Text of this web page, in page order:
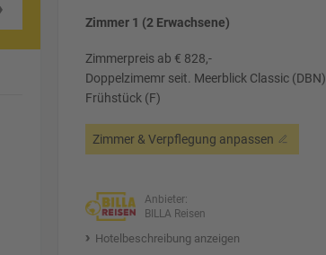
Zimmer 1 (2 Erwachsene)
Zimmerpreis ab € 828,-
Doppelzimemr seit. Meerblick Classic (DBN)
Frühstück (F)
Zimmer & Verpflegung anpassen
Anbieter:
BILLA Reisen
Hotelbeschreibung anzeigen